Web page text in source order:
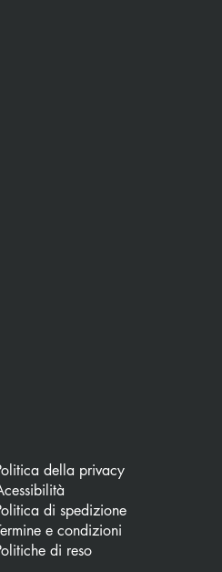
della privacy
di spedizione
e condizioni
di reso